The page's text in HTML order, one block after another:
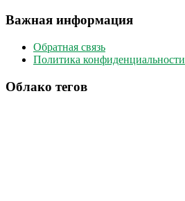
Важная информация
Обратная связь
Политика конфиденциальности
Облако тегов